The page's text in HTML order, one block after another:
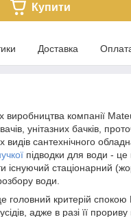
Купити
Доставка
виробництва компанії
унітазних бачків,
видів сантехнічного
підводки для води - це
існуючий стаціонарний
води.
головний критерій
адже в разі її прориву